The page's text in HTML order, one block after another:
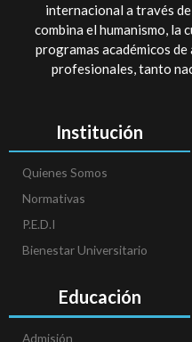
internacional a través
combina el humanismo, la
programas académicos
profesionales, tanto
Institución
Quienes Somos
Normativas
P.E.D.I
Bienestar Universitario
Educación
Admisión